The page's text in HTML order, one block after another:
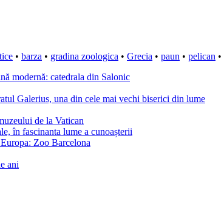
• barza • gradina zoologica • Grecia • paun • pelican •
modernă: catedrala din Salonic
Galerius, una din cele mai vechi biserici din lume
de la Vatican
în fascinanta lume a cunoașterii
Zoo Barcelona
ani